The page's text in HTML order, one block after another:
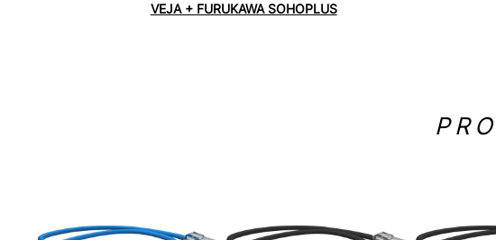
VEJA + FURUKAWA SOHOPLUS